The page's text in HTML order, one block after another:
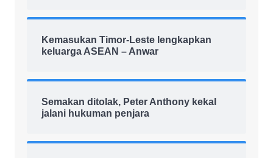
Kemasukan Timor-Leste lengkapkan
keluarga ASEAN – Anwar
Semakan ditolak, Peter Anthony kekal
jalani hukuman penjara